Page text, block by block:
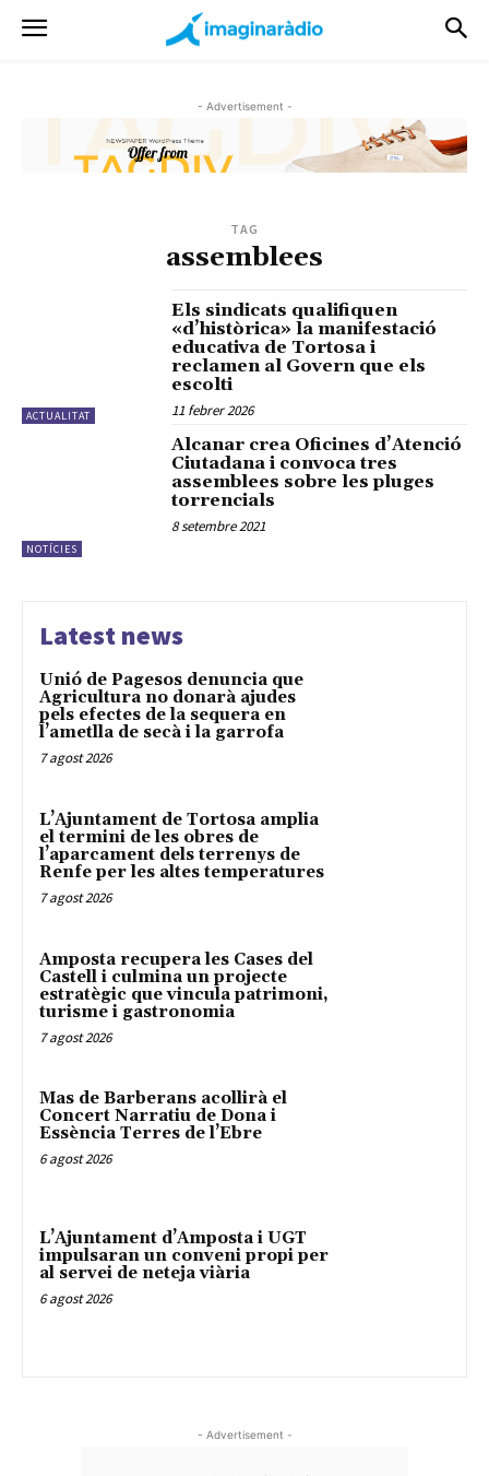
- Advertisement -
TAG
assemblees
ACTUALITAT
Els sindicats qualifiquen
«d’històrica» la manifestació
educativa de Tortosa i
reclamen al Govern que els
escolti
11 febrer 2026
NOTÍCIES
Alcanar crea Oficines d’Atenció
Ciutadana i convoca tres
assemblees sobre les pluges
torrencials
8 setembre 2021
Latest news
Unió de Pagesos denuncia que
Agricultura no donarà ajudes
pels efectes de la sequera en
l’ametlla de secà i la garrofa
7 agost 2026
L’Ajuntament de Tortosa amplia
el termini de les obres de
l’aparcament dels terrenys de
Renfe per les altes temperatures
7 agost 2026
Amposta recupera les Cases del
Castell i culmina un projecte
estratègic que vincula patrimoni,
turisme i gastronomia
7 agost 2026
Mas de Barberans acollirà el
Concert Narratiu de Dona i
Essència Terres de l’Ebre
6 agost 2026
L’Ajuntament d’Amposta i UGT
impulsaran un conveni propi per
al servei de neteja viària
6 agost 2026
- Advertisement -